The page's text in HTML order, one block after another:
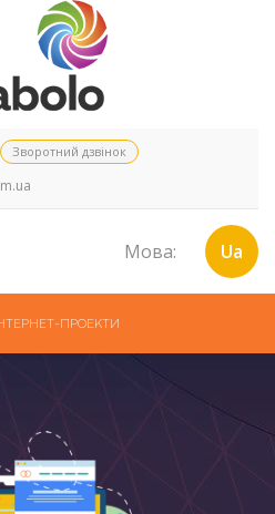
Зворотний дзвінок
Мова: Ua
ПРОЕКТИ